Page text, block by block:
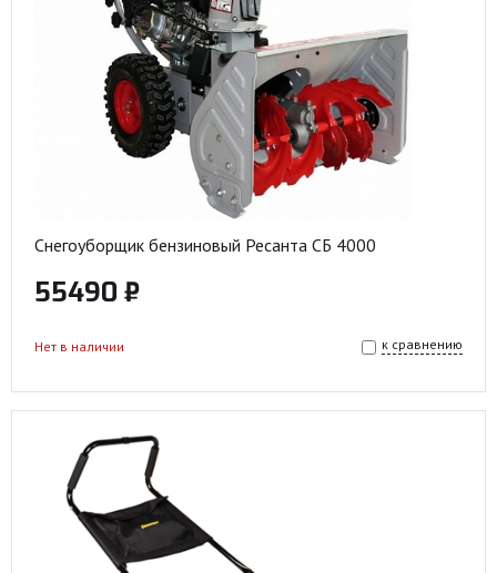
Снегоуборщик бензиновый Ресанта СБ 4000
55490 ₽
к сравнению
Нет в наличии